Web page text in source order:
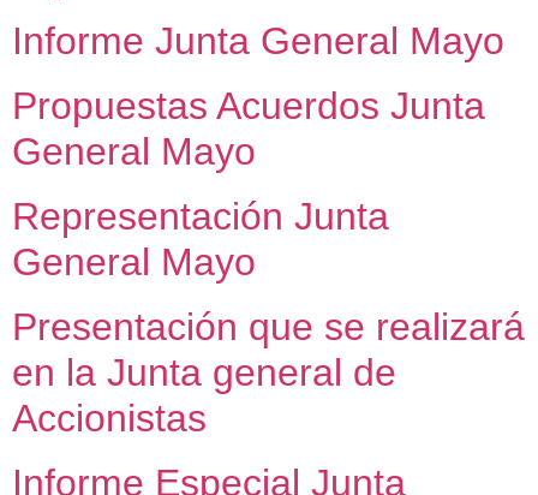
Informe Junta General Mayo
Propuestas Acuerdos Junta
General Mayo
Representación Junta
General Mayo
Presentación que se realizará
en la Junta general de
Accionistas
Informe Especial Junta